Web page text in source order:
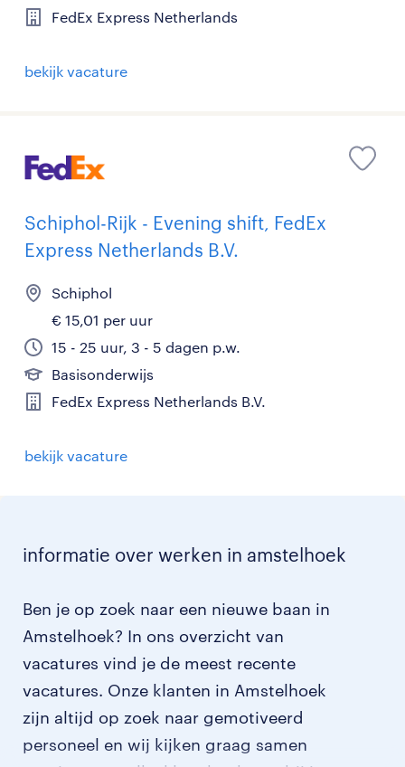
FedEx Express Netherlands
bekijk vacature
Schiphol-Rijk - Evening shift, FedEx
Express Netherlands B.V.
Schiphol
€ 15,01 per uur
15 - 25 uur, 3 - 5 dagen p.w.
Basisonderwijs
FedEx Express Netherlands B.V.
bekijk vacature
informatie over werken in amstelhoek
Ben je op zoek naar een nieuwe baan in
Amstelhoek? In ons overzicht van
vacatures vind je de meest recente
vacatures. Onze klanten in Amstelhoek
zijn altijd op zoek naar gemotiveerd
personeel en wij kijken graag samen